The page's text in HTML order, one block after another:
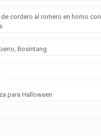
cordero al romero en horno con
Bosintang
para Halloween